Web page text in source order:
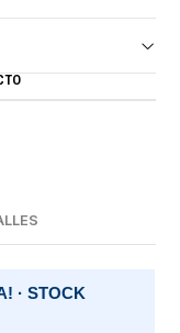
· STOCK